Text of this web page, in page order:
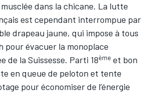
dans la chicane. La lutte
est cependant interrompue par
drapeau jaune, qui impose à tous
pour évacuer la monoplace
de la Suissesse. Parti 18ème et bon
en queue de peloton et tente
pour économiser de l’énergie